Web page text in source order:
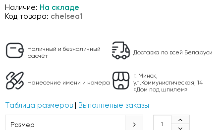
Наличие: На складе
Код товара: chelsea1
Наличный и безналичный
расчёт
Доставка по всей Беларуси
Нанесение имени и номера
г. Минск,
ул.Коммунистическая, 14
«Дом под шпилем»
Таблица размеров | Выполненые заказы
Размер